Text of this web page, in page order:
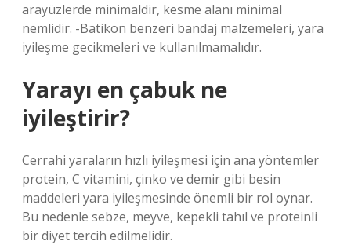
arayüzlerde minimaldir, kesme alanı minimal
nemlidir. -Batikon benzeri bandaj malzemeleri, yara
iyileşme gecikmeleri ve kullanılmamalıdır.
Yarayı en çabuk ne
iyileştirir?
Cerrahi yaraların hızlı iyileşmesi için ana yöntemler
protein, C vitamini, çinko ve demir gibi besin
maddeleri yara iyileşmesinde önemli bir rol oynar.
Bu nedenle sebze, meyve, kepekli tahıl ve proteinli
bir diyet tercih edilmelidir.